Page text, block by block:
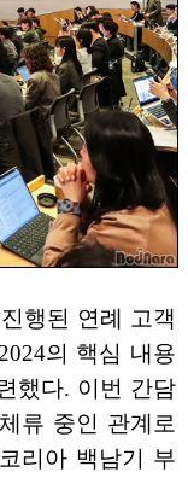
행된 연례 고객
의 핵심 내용
했다. 이번 간담
류 중인 관계로
리아 백남기 부